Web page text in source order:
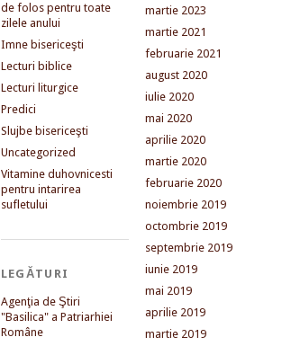
de folos pentru toate
zilele anului
Imne bisericeşti
Lecturi biblice
Lecturi liturgice
Predici
Slujbe bisericeşti
Uncategorized
Vitamine duhovnicesti
pentru intarirea
sufletului
LEGĂTURI
Agenţia de Ştiri
"Basilica" a Patriarhiei
Române
martie 2023
martie 2021
februarie 2021
august 2020
iulie 2020
mai 2020
aprilie 2020
martie 2020
februarie 2020
noiembrie 2019
octombrie 2019
septembrie 2019
iunie 2019
mai 2019
aprilie 2019
martie 2019